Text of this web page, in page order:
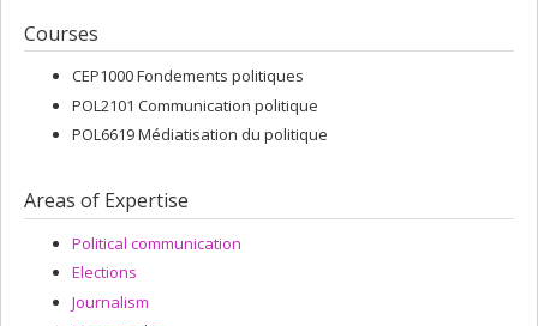
Courses
CEP1000 Fondements politiques
POL2101 Communication politique
POL6619 Médiatisation du politique
Areas of Expertise
Political communication
Elections
Journalism